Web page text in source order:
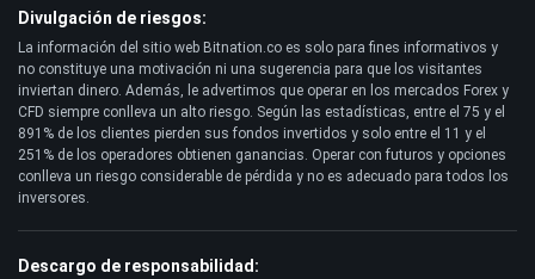
Divulgación de riesgos:
La información del sitio web Bitnation.co es solo para fines informativos y
no constituye una motivación ni una sugerencia para que los visitantes
inviertan dinero. Además, le advertimos que operar en los mercados Forex y
CFD siempre conlleva un alto riesgo. Según las estadísticas, entre el 75 y el
891% de los clientes pierden sus fondos invertidos y solo entre el 11 y el
251% de los operadores obtienen ganancias. Operar con futuros y opciones
conlleva un riesgo considerable de pérdida y no es adecuado para todos los
inversores.
Descargo de responsabilidad: